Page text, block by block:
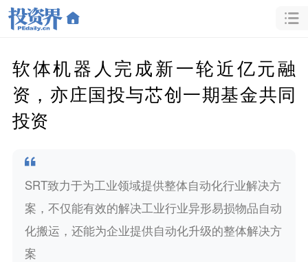
软体机器人完成新一轮近亿元融
资，亦庄国投与芯创一期基金共同
投资
SRT致力于为工业领域提供整体自动化行业解决方
案，不仅能有效的解决工业行业异形易损物品自动
化搬运，还能为企业提供自动化升级的整体解决方
案